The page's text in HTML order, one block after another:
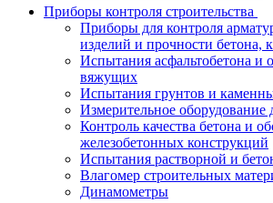
Приборы контроля строительства
Приборы для контроля
изделий и прочности бетона,
Испытания асфальтобетона и
вяжущих
Испытания грунтов и
Измерительное
Контроль качества бетона и
железобетонных конструкций
Испытания растворной и
Влагомер строительных
Динамометры